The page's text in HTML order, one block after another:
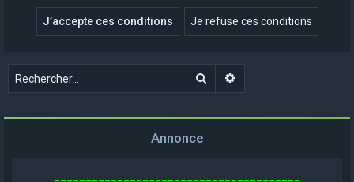
Rechercher
Annonce